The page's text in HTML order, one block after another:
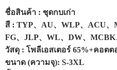
ชื่อสินค้า : ชุดกบเก่า
สี : TYP、AU、WLP、ACU、
FG、JLP、WL、DW、
วัสดุ : โพลีเอสเตอร์ 65%+คอตต
ขนาด (ความจุ): S-3XL